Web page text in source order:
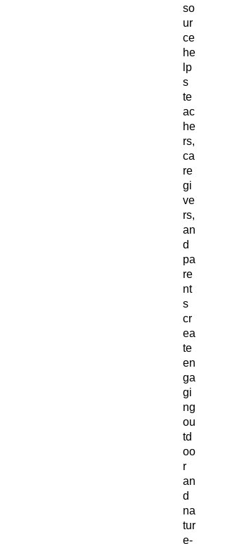
so
ur
ce
he
lp
s
te
ac
he
rs,
ca
re
gi
ve
rs,
an
d
pa
re
nt
s
cr
ea
te
en
ga
gi
ng
ou
td
oo
r
an
d
na
tur
e-